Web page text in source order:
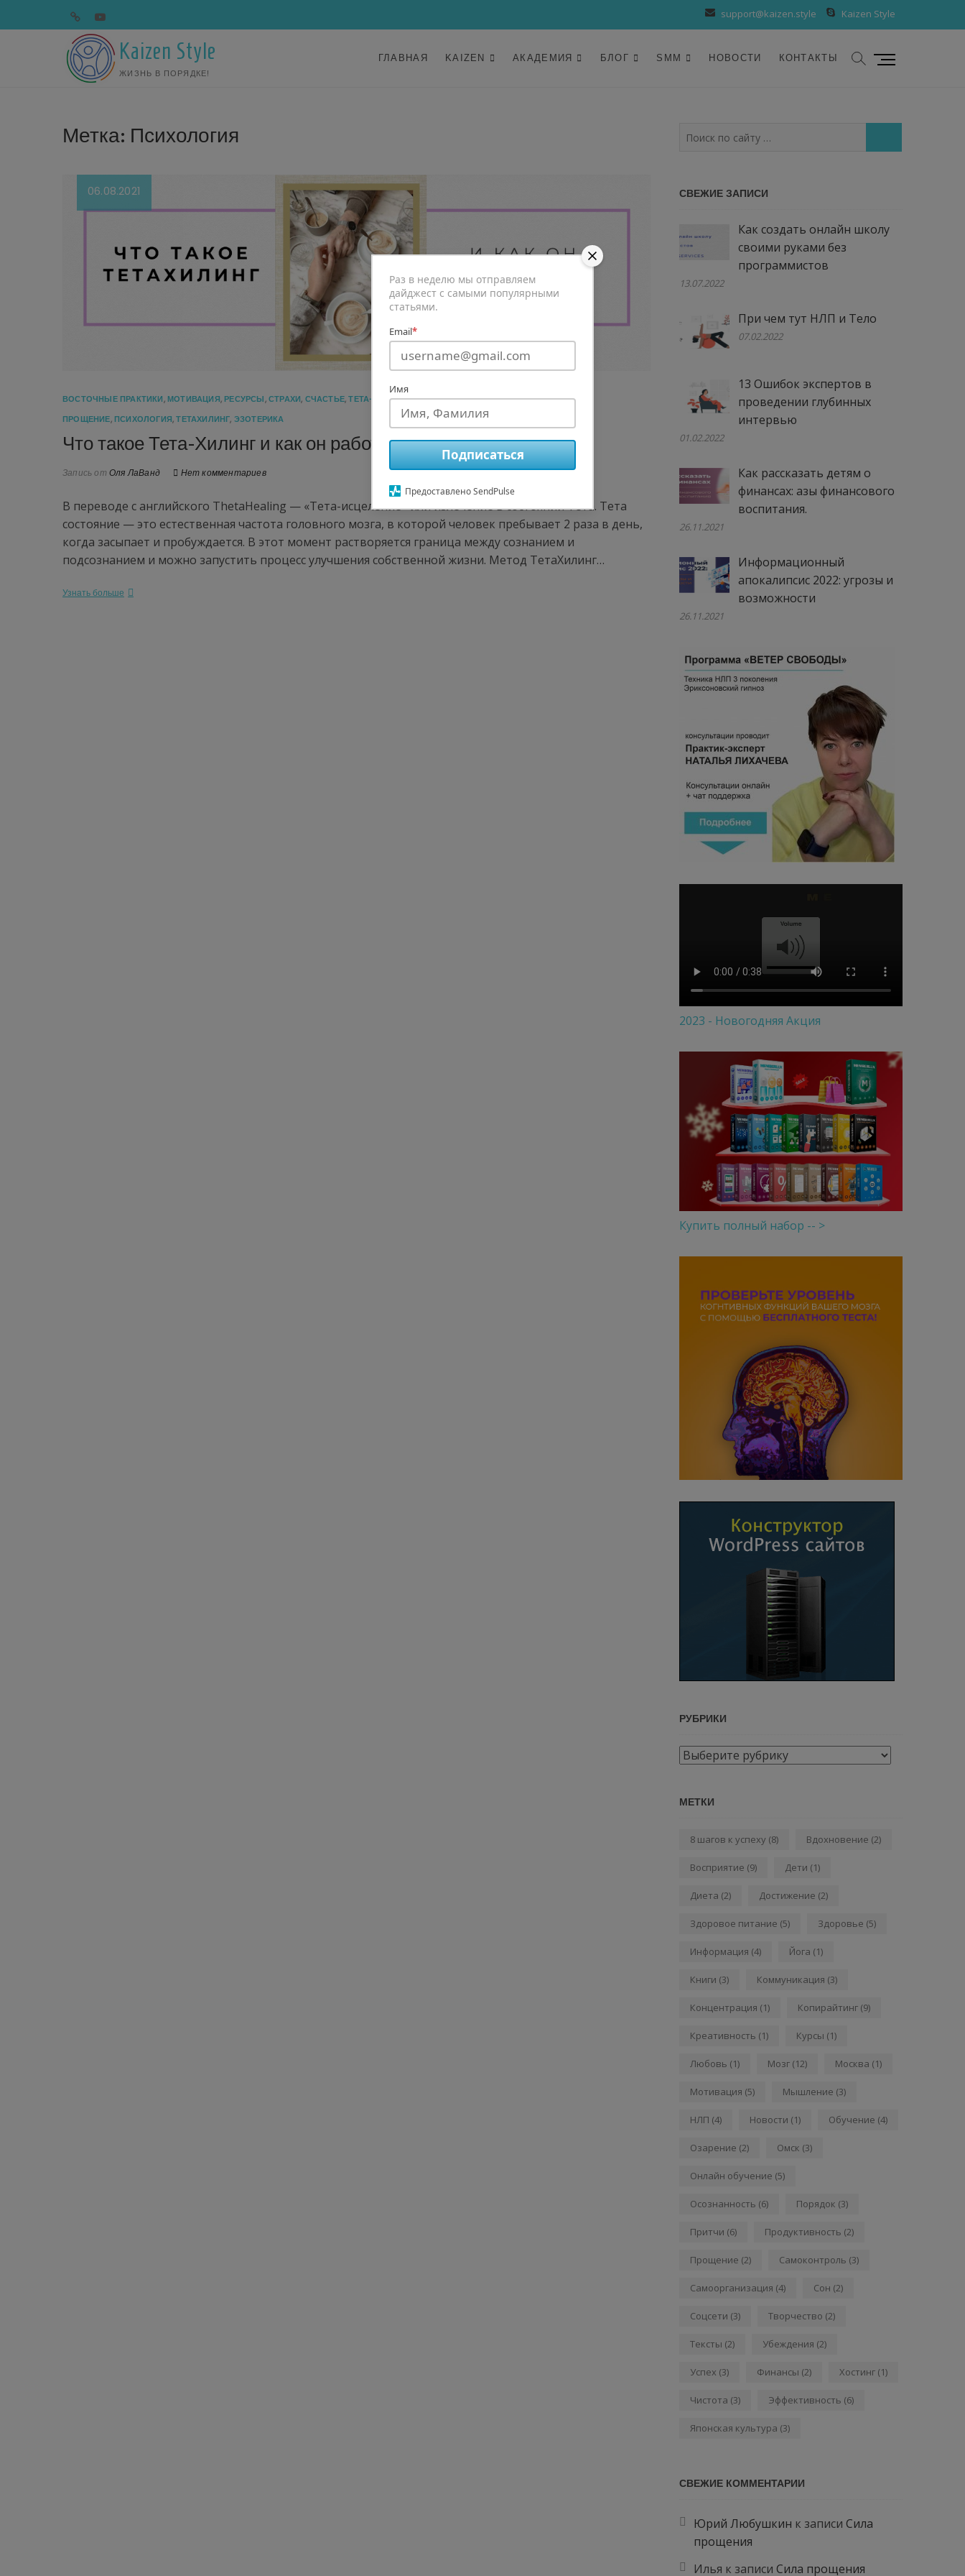
к
содержимому
support@kaizen.style Kaizen Style
telegramyoutube
Kaizen Style
ЖИЗНЬ В ПОРЯДКЕ!
ГЛАВНАЯ KAIZEN АКАДЕМИЯ БЛОГ SMM НОВОСТИ КОНТАКТЫ
К
Метка:Психология
06.08.2021
ВОСТОЧНЫЕ ПРАКТИКИ,МОТИВАЦИЯ,РЕСУРСЫ,СТРАХИ, СЧАСТЬЕ,ТЕТА-ХИЛИНГ,ЭЗОТЕРИКА
ПРОЩЕНИЕ,ПСИХОЛОГИЯ,ТЕТАХИЛИНГ, ЭЗОТЕРИКА
Что такое Тета-Хилинг и как он работает?
Запись от Оля ЛаВанд Нет комментариев
В переводе с английского ThetaHealing — «Тета-исцеление» или излечение в состоянии Тета. Тета
состояние — это естественная частота головного мозга, в которой человек пребывает 2 раза в день,
когда засыпает и пробуждается. В этот момент растворяется граница между сознанием и
подсознанием и можно запустить процесс улучшения собственной жизни. Метод ТетаХилинг…
Узнать больше
по
СВЕЖИЕ ЗАПИСИ
Как создать онлайн школу
своими руками без
программистов
13.07.2022
При чем тут НЛП и Тело
07.02.2022
13 Ошибок экспертов в
проведении глубинных
интервью
01.02.2022
Как рассказать детям о
финансах: азы финансового
воспитания.
26.11.2021
Информационный
апокалипсис 2022: угрозы и
возможности
26.11.2021
2023 - Новогодняя Акция
Купить полный набор -- >
РУБРИКИ
Рубрики
МЕТКИ
8 шагов к успеху (8) Вдохновение (2)
Восприятие (9) Дети (1)
Диета (2) Достижение (2)
Здоровое питание (5) Здоровье (5)
Информация (4) Йога (1)
Книги (3) Коммуникация (3)
Концентрация (1) Копирайтинг (9)
Креативность (1) Курсы (1)
Любовь (1) Мозг (12) Москва (1)
Мотивация (5) Мышление (3)
НЛП (4) Новости (1) Обучение (4)
Озарение (2) Омск (3)
Онлайн обучение (5)
Осознанность (6) Порядок (3)
Притчи (6) Продуктивность (2)
Прощение (2) Самоконтроль (3)
Самоорганизация (4) Сон (2)
Соцсети (3) Творчество (2)
Тексты (2) Убеждения (2)
Успех (3) Финансы (2) Хостинг (1)
Чистота (3) Эффективность (6)
Японская культура (3)
СВЕЖИЕ КОММЕНТАРИИ
Юрий Любушкин к записи Сила
прощения
Илья к записи Сила прощения
Раз в неделю мы отправляем
дайджест с самыми популярными
статьями.
Email*
Имя
Подписаться
Предоставлено SendPulse